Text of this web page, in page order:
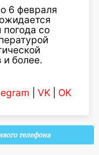
6 февраля
со
более.
VK OK
телефона